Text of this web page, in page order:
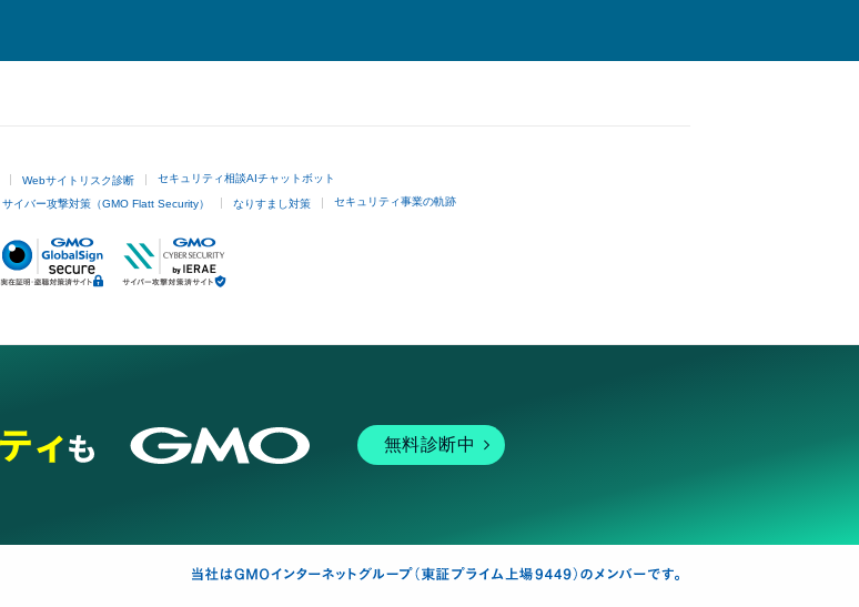
Webサイトリスク診断 セキュリティ相談AIチャットボット
サイバー攻撃対策（GMO Flatt Security） なりすまし対策 セキュリティ事業の軌跡
無料診断中